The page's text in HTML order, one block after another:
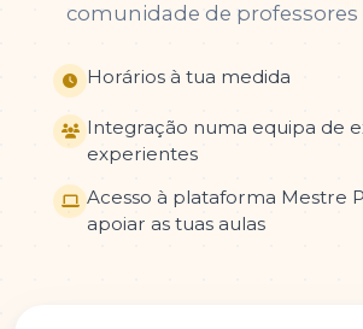
comunidade de professores
Horários à tua medida
Integração numa equipa de
experientes
Acesso à plataforma Mestre
apoiar as tuas aulas